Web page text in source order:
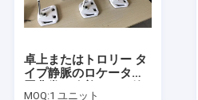
工場旅行
私達に連絡しなさい
卓上またはトロリー タ
イプ静脈のロケータ装
MOQ:1 ユニット